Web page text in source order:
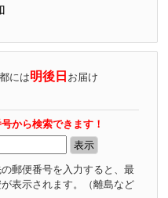
には明後日 お届け
から検索できます！
郵便番号を入力すると、最
表示されます。
（離島など